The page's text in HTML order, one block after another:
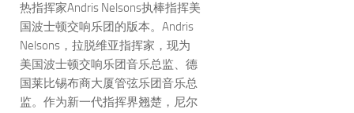
热指挥家Andris Nelsons执棒指挥美
国波士顿交响乐团的版本。Andris
Nelsons，拉脱维亚指挥家，现为
美国波士顿交响乐团音乐总监、德
国莱比锡布商大厦管弦乐团音乐总
监。作为新一代指挥界翘楚，尼尔